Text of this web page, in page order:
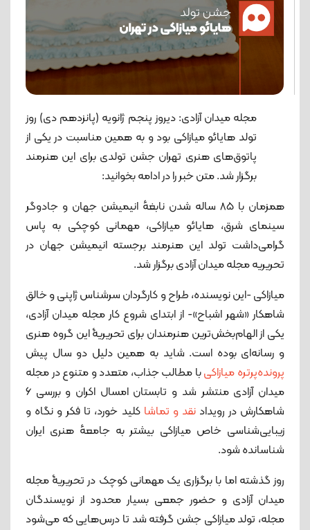
مجله میدان آزادی: دیروز پنجم ژانویه (پانزدهم دی) روز
تولد هایائو میازاکی بود و به همین مناسبت در یکی از
پاتوق‌های هنری تهران جشن تولدی برای این هنرمند
برگزار شد. متن خبر را در ادامه بخوانید:
همزمان با 85 ساله شدن نابغهٔ انیمیشن جهان و جادوگر
سینمای شرق، هایائو میازاکی، مهمانی کوچکی به پاس
گرامی‌داشت تولد این هنرمند برجسته انیمیشن جهان در
تحریریه مجله میدان آزادی برگزار شد.
میازاکی -این نویسنده، طراح و کارگردان سرشناس ژاپنی و خالق
شاهکار «شهر اشباح»- از ابتدای شروع کار مجله میدان آزادی،
یکی از الهام‌بخش‌ترین هنرمندان برای تحریریۀ این گروه هنری
و رسانه‌ای بوده است. شاید به همین دلیل دو سال پیش
پرونده‌‌پرتره میازاکیبا مطالب جذاب، متعدد و متنوع در مجله
میدان آزادی منتشر شد و تابستان امسال اکران و بررسی ۶
شاهکارش در رویداد نقد و تماشاکلید خورد، تا فکر و نگاه و
زیبایی‌شناسی خاص میازاکی بیشتر به جامعهٔ هنری ایران
شناسانده شود.
روز گذشته اما با برگزاری یک مهمانی کوچک در تحریریۀ مجله
میدان آزادی و حضور جمعی بسیار محدود از نویسندگان
مجله، تولد میازاکی جشن گرفته شد تا درس‌هایی که می‌شود